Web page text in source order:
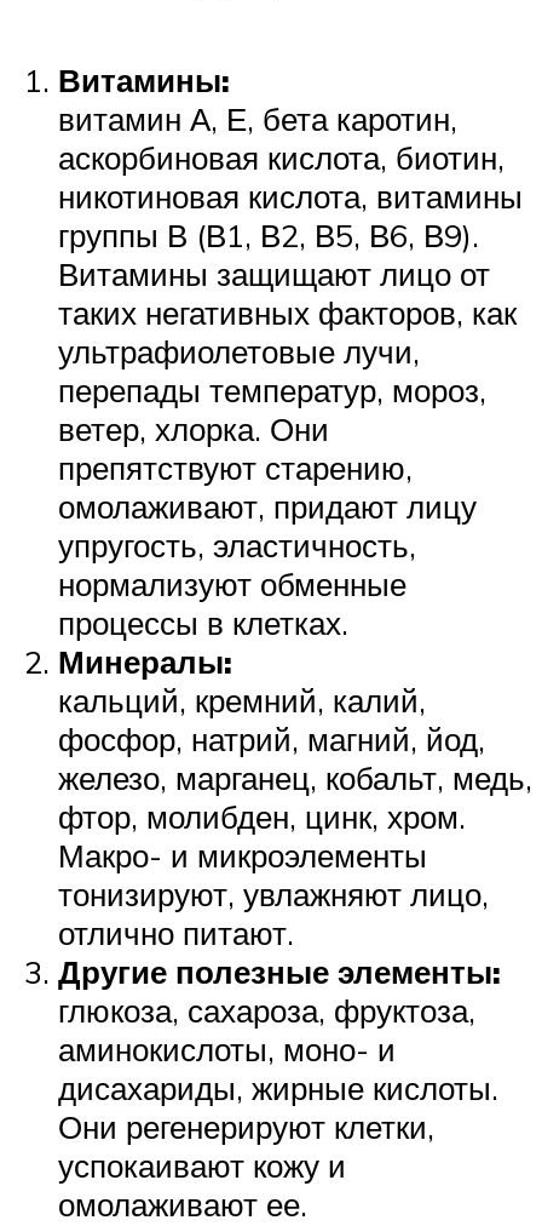
Витамины:
витамин А, Е, бета каротин,
аскорбиновая кислота, биотин,
никотиновая кислота, витамины
группы В (В1, В2, В5, В6, В9).
Витамины защищают лицо от
таких негативных факторов, как
ультрафиолетовые лучи,
перепады температур, мороз,
ветер, хлорка. Они
препятствуют старению,
омолаживают, придают лицу
упругость, эластичность,
нормализуют обменные
процессы в клетках.
Минералы:
кальций, кремний, калий,
фосфор, натрий, магний, йод,
железо, марганец, кобальт, медь,
фтор, молибден, цинк, хром.
Макро- и микроэлементы
тонизируют, увлажняют лицо,
отлично питают.
Другие полезные элементы:
глюкоза, сахароза, фруктоза,
аминокислоты, моно- и
дисахариды, жирные кислоты.
Они регенерируют клетки,
успокаивают кожу и
омолаживают ее.